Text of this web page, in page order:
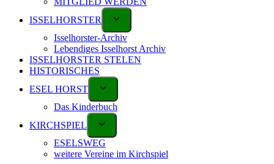
ISSELHORSTER
Isselhorster-Archiv
Lebendiges Isselhorst Archiv
ISSELHORSTER STELEN
HISTORISCHES
ESEL HORST
Das Kinderbuch
KIRCHSPIEL
ESELSWEG
weitere Vereine im Kirchspiel